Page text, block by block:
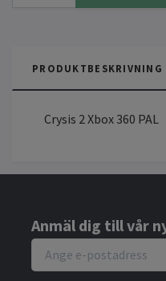
PRODUKTBESKRIVNING
Crysis 2 Xbox 360 PAL
Anmäl dig till vår